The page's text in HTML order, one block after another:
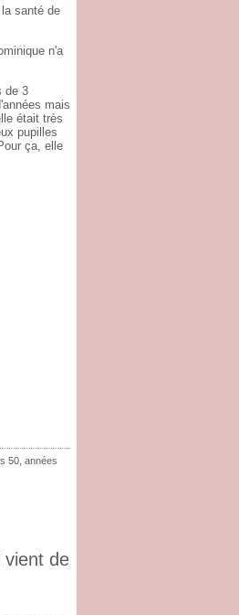
santé de
n'a
de 3
mais
était très
pupilles
ça, elle
50 années
vient de